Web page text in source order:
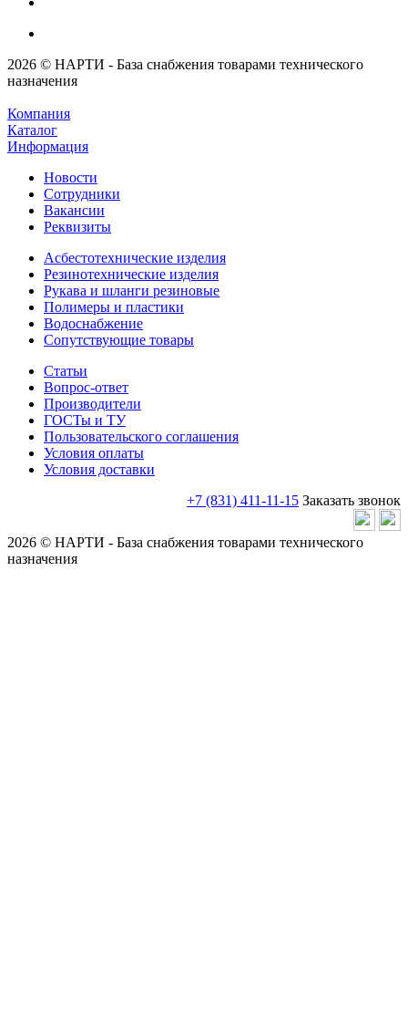
2026 © НАРТИ - База снабжения товарами технического
назначения
Компания
Каталог
Информация
Новости
Сотрудники
Вакансии
Реквизиты
Асбестотехнические изделия
Резинотехнические изделия
Рукава и шланги резиновые
Полимеры и пластики
Водоснабжение
Сопутствующие товары
Статьи
Вопрос-ответ
Производители
ГОСТы и ТУ
Пользовательского соглашения
Условия оплаты
Условия доставки
+7 (831) 411-11-15 Заказать звонок
2026 © НАРТИ - База снабжения товарами технического
назначения